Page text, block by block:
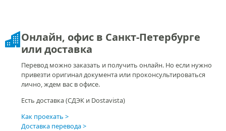
Онлайн, офис в Санкт-Петербурге
или доставка
Перевод можно заказать и получить онлайн. Но если нужно
привезти оригинал документа или проконсультироваться
лично, ждем вас в офисе.
Есть доставка (СДЭК и Dostavista)
Как проехать
Доставка перевода